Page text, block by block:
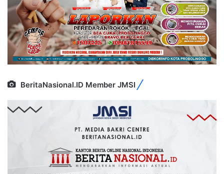
BeritaNasional.ID Member JMSI